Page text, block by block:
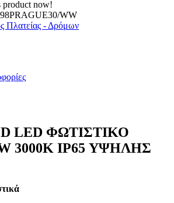
product now!
98PRAGUE30/WW
Πλατείας - Δρόμων
LED ΦΩΤΙΣΤΙΚΟ
3000K IP65 ΥΨΗΛΗΣ